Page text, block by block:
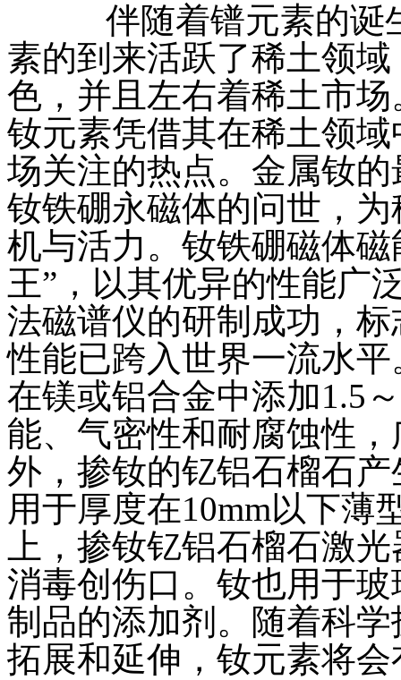
伴随着镨元素的诞
素的到来活跃了稀土领
色，并且左右着稀土市场
钕元素凭借其在稀土领
场关注的热点。金属钕
钕铁硼永磁体的问世，
机与活力。钕铁硼磁体
王”，以其优异的性能广
法磁谱仪的研制成功，
性能已跨入世界一流水
在镁或铝合金中添加1.5
能、气密性和耐腐蚀性
外，掺钕的钇铝石榴石
用于厚度在10mm以下薄
上，掺钕钇铝石榴石激
消毒创伤口。钕也用于
制品的添加剂。随着科
拓展和延伸，钕元素将